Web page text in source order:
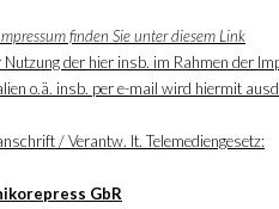
finden Sie unter diesem Link
Nutzung der hier insb. im Rahmen der
o.ä. insb. per e-mail wird hiermit
/ Verantw. lt. Telemediengesetz:
GbR